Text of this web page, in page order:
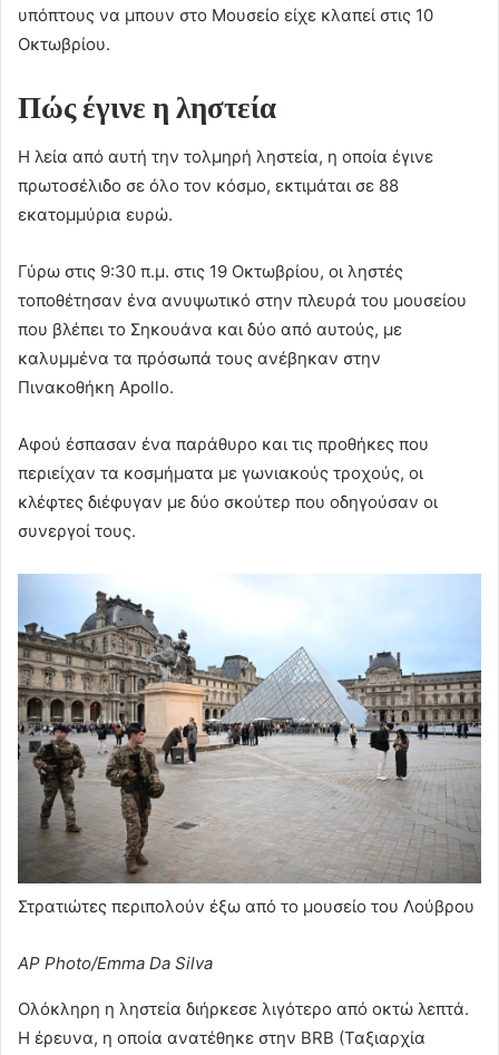
υπόπτους να μπουν στο Μουσείο είχε κλαπεί στις 10
Οκτωβρίου.
Πώς έγινε η ληστεία
Η λεία από αυτή την τολμηρή ληστεία, η οποία έγινε
πρωτοσέλιδο σε όλο τον κόσμο, εκτιμάται σε 88
εκατομμύρια ευρώ.
Γύρω στις 9:30 π.μ. στις 19 Οκτωβρίου, οι ληστές
τοποθέτησαν ένα ανυψωτικό στην πλευρά του μουσείου
που βλέπει το Σηκουάνα και δύο από αυτούς, με
καλυμμένα τα πρόσωπά τους ανέβηκαν στην
Πινακοθήκη Apollo.
Αφού έσπασαν ένα παράθυρο και τις προθήκες που
περιείχαν τα κοσμήματα με γωνιακούς τροχούς, οι
κλέφτες διέφυγαν με δύο σκούτερ που οδηγούσαν οι
συνεργοί τους.
Στρατιώτες περιπολούν έξω από το μουσείο του Λούβρου
AP Photo/Emma Da Silva
Ολόκληρη η ληστεία διήρκεσε λιγότερο από οκτώ λεπτά.
Η έρευνα, η οποία ανατέθηκε στην BRB (Ταξιαρχία